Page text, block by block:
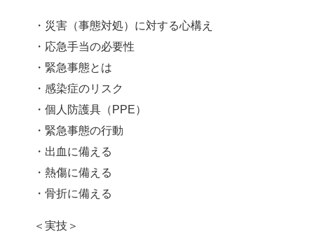
・災害（事態対処）に対する心構え
・応急手当の必要性
・緊急事態とは
・感染症のリスク
・個人防護具（PPE）
・緊急事態の行動
・出血に備える
・熱傷に備える
・骨折に備える
＜実技＞